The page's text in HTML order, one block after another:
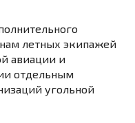
летных экипажей
авиации и
отдельным
угольной